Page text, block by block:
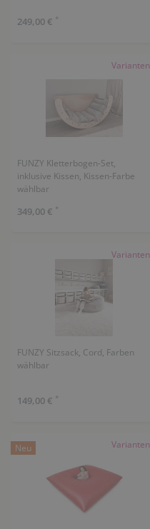
249,00 € *
Varianten
FUNZY Kletterbogen-Set,
inklusive Kissen, Kissen-Farbe
wählbar
349,00 € *
Varianten
FUNZY Sitzsack, Cord, Farben
wählbar
149,00 € *
Varianten
Neu